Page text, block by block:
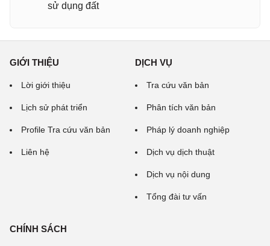
sử dụng đất
GIỚI THIỆU
Lời giới thiệu
Lịch sử phát triển
Profile Tra cứu văn bản
Liên hệ
DỊCH VỤ
Tra cứu văn bản
Phân tích văn bản
Pháp lý doanh nghiệp
Dịch vụ dịch thuật
Dịch vụ nội dung
Tổng đài tư vấn
CHÍNH SÁCH